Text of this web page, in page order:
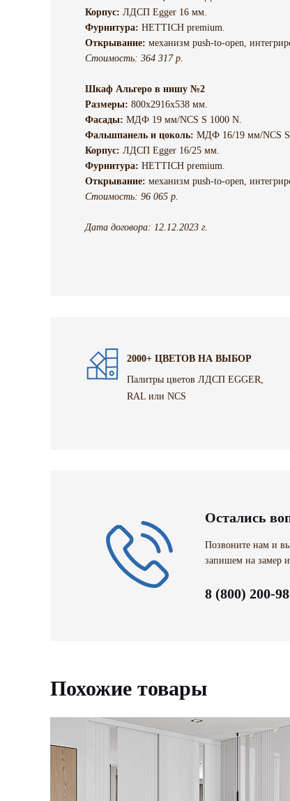
Корпус: ЛДСП Egger 16 мм.
Фурнитура: HETTICH premium.
Открывание: механизм push-to-open,
Стоимость: 364 317 р.
Шкаф Альгеро в нишу №2
Размеры: 800х2916х538 мм.
Фасады: МДФ 19 мм/NCS S 1000 N.
Фальшпанель и цоколь: МДФ 16/19 мм/NCS S
Корпус: ЛДСП Egger 16/25 мм.
Фурнитура: HETTICH premium.
Открывание: механизм push-to-open,
Стоимость: 96 065 р.
Дата договора: 12.12.2023 г.
2000+ ЦВЕТОВ НА ВЫБОР
Палитры цветов ЛДСП EGGER,
RAL или NCS
Остались
Позвоните нам и
запишем на замер
8 (800) 200-
Похожие товары